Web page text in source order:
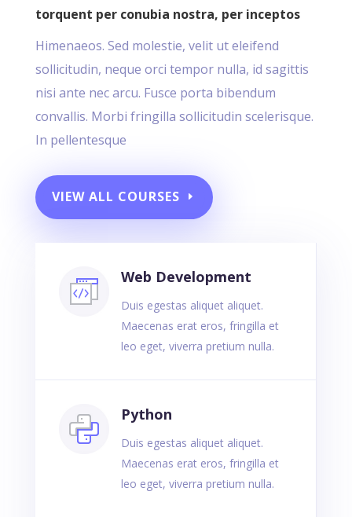
torquent per conubia nostra, per inceptos
Himenaeos. Sed molestie, velit ut eleifend
sollicitudin, neque orci tempor nulla, id sagittis
nisi ante nec arcu. Fusce porta bibendum
convallis. Morbi fringilla sollicitudin scelerisque.
In pellentesque
VIEW ALL COURSES
Web Development
Duis egestas aliquet aliquet.
Maecenas erat eros, fringilla et
leo eget, viverra pretium nulla.
Python
Duis egestas aliquet aliquet.
Maecenas erat eros, fringilla et
leo eget, viverra pretium nulla.